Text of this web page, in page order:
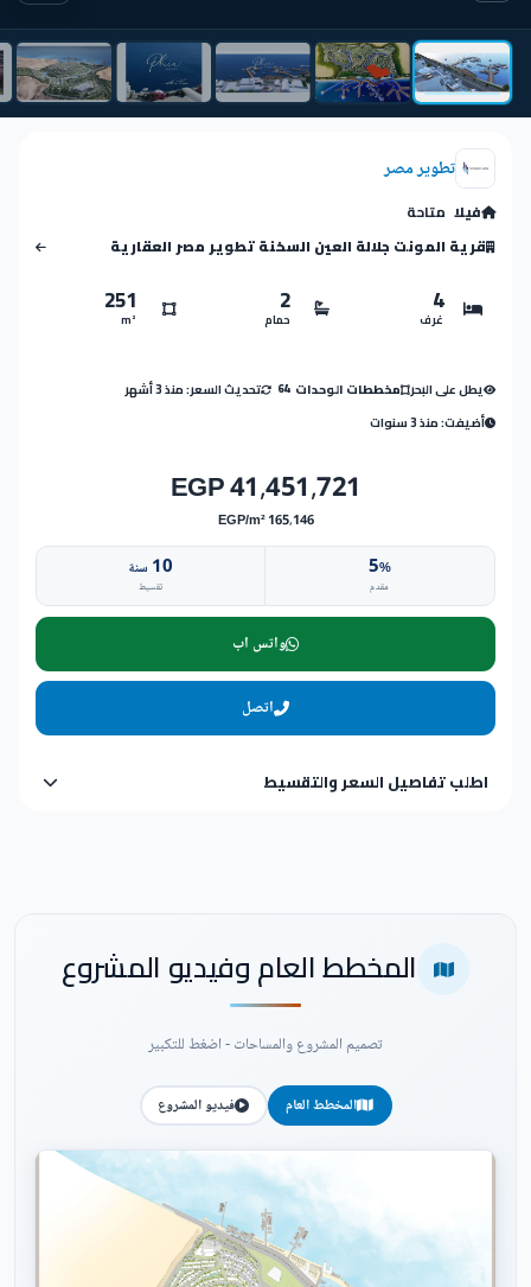
تطوير مصر
فيلا متاحة
قرية المونت جلالة العين السخنة تطوير مصر العقارية
4
غرف
2
حمام
251
m²
يطل على البحر مخططات الوحدات 64
تحديث السعر: منذ 3 أشهر
أضيفت: منذ 3 سنوات
41,451,721 EGP
165,146 EGP/m²
5%
مقدم
10 سنة
تقسيط
واتس اب
اتصل
اطلب تفاصيل السعر والتقسيط
المخطط العام وفيديو المشروع
تصميم المشروع والمساحات - اضغط للتكبير
المخطط العام فيديو المشروع